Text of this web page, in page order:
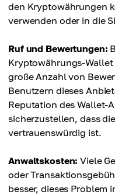
den Kryptowährungen
verwenden oder in die
Ruf und Bewertungen:
Kryptowährungs-
große Anzahl von
Benutzern dieses
Reputation des Wallet-
sicherzustellen, dass
vertrauenswürdig ist.
Anwaltskosten: Viele
oder
besser, dieses Problem